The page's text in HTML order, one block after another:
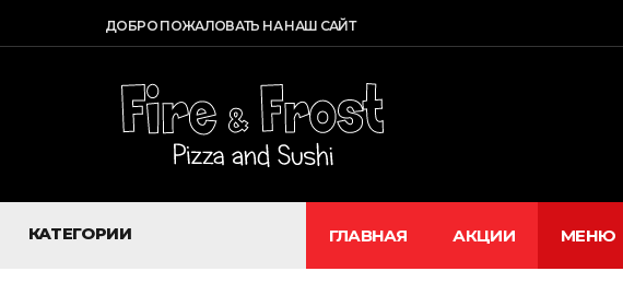
ДОБРО ПОЖАЛОВАТЬ НА НАШ САЙТ
КАТЕГОРИИ ГЛАВНАЯ АКЦИИ МЕНЮ